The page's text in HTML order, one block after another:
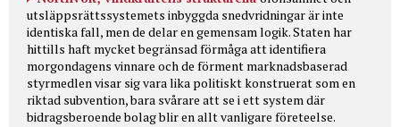
utsläppsrättssystemets inbyggda snedvridningar är inte
identiska fall, men de delar en gemensam logik. Staten har
hittills haft mycket begränsad förmåga att identifiera
morgondagens vinnare och de förment marknadsbaserad
styrmedlen visar sig vara lika politiskt konstruerat som en
riktad subvention, bara svårare att se i ett system där
bidragsberoende bolag blir en allt vanligare företeelse.